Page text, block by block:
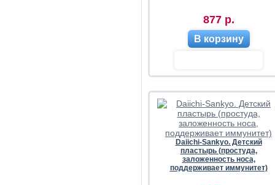
877 р.
В корзину
Daiichi-Sankyo. Детский
пластырь (простуда,
заложенность носа,
поддерживает иммунитет)